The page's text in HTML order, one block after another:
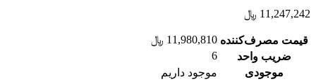
11,247,242 ﷼
قیمت مصرف‌کننده 11,980,810 ﷼
ضریب واحد
6
موجودی
موجود داریم